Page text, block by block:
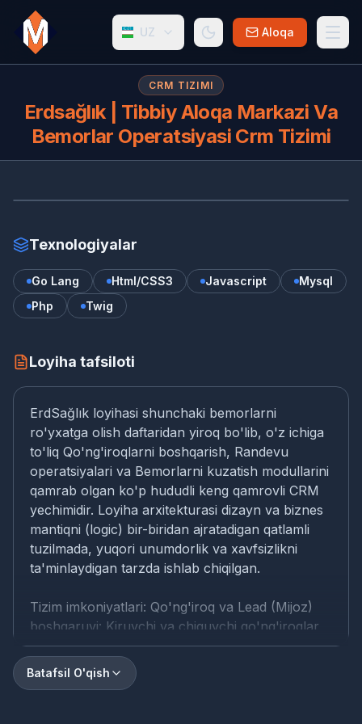
UZ Aloqa
CRM TIZIMI
Erdsağlık | Tibbiy Aloqa Markazi Va
Bemorlar Operatsiyasi Crm Tizimi
ER
Texnologiyalar
Go Lang Html/CSS3 Javascript
Mysql
Php
Twig
Loyiha tafsiloti
ErdSağlık loyihasi shunchaki bemorlarni
ro'yxatga olish daftaridan yiroq bo'lib, o'z ichiga
to'liq Qo'ng'iroqlarni boshqarish, Randevu
operatsiyalari va Bemorlarni kuzatish modullarini
qamrab olgan ko'p hududli keng qamrovli CRM
yechimidir. Loyiha arxitekturasi dizayn va biznes
mantiqni (logic) bir-biridan ajratadigan qatlamli
tuzilmada, yuqori unumdorlik va xavfsizlikni
ta'minlaydigan tarzda ishlab chiqilgan.
Tizim imkoniyatlari: Qo'ng'iroq va Lead (Mijoz)
boshqaruvi: Kiruvchi va chiquvchi qo'ng'iroqlar
qayd etiladigan, potensial bemorlar operatorlarga
avtomatik taqsimlanadigan va ularning
issiq/sovuq/aylangan holatlariga ko'ra
Batafsil O'qish